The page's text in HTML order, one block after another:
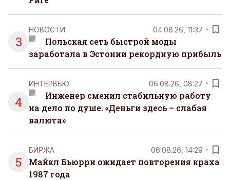
3
НОВОСТИ 04.08.26, 11:37
Польская сеть быстрой моды
заработала в Эстонии рекордную прибыль
4
ИНТЕРВЬЮ 06.08.26, 08:27
Инженер сменил стабильную работу
на дело по душе. «Деньги здесь – слабая
валюта»
5
БИРЖА 06.08.26, 14:29
Майкл Бьюрри ожидает повторения краха
1987 года